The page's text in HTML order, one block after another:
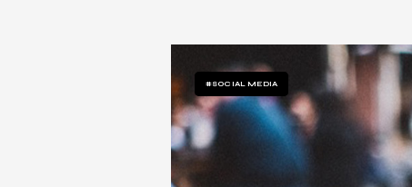
#SOCIAL MEDIA